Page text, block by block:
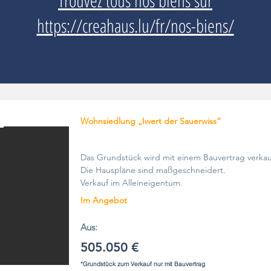
https://creahaus.lu/fr/nos-biens/
Wohnsiedlung „Iwert der Sauerwiss“
Das Grundstück wird mit einem Bauvertrag
Die Hauspläne sind maßgeschneidert.
Verkauf im Alleineigentum.
Im Angebot
Aus:
505.050 €
*Grundstück zum Verkauf nur mit Bauvertrag